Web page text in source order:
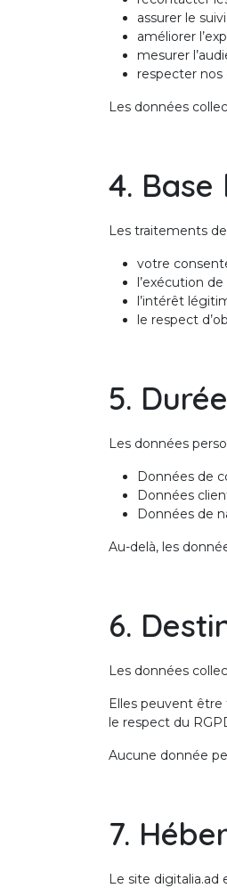
assurer le
améliorer
mesurer
respecter
Les données
4.
Les traitements
votre
l’exécution
l’intérêt
le respect
5.
Les données
Données de
Données
Données de
Au-delà, les
6.
Les données
Elles peuvent être
le respect du
Aucune donnée
7.
Le site digitalia.ad